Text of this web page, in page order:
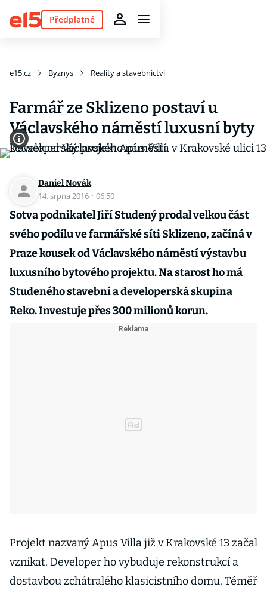
Předplatné
e15.cz Byznys Reality a stavebnictví
Farmář ze Sklizeno postaví u
Václavského náměstí luxusní byty
Daniel Novák
14. srpna 2016 · 06:50
Sotva podnikatel Jiří Studený prodal velkou část
svého podílu ve farmářské síti Sklizeno, začíná v
Praze kousek od Václavského náměstí výstavbu
luxusního bytového projektu. Na starost ho má
Studeného stavební a developerská skupina
Reko. Investuje přes 300 milionů korun.
Projekt nazvaný Apus Villa již v Krakovské 13 začal
vznikat. Developer ho vybuduje rekonstrukcí a
dostavbou zchátralého klasicistního domu. Téměř